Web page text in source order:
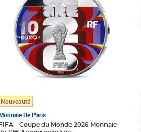
Nouveauté
De Paris
FIFA – Coupe du Monde 2026 Monnaie